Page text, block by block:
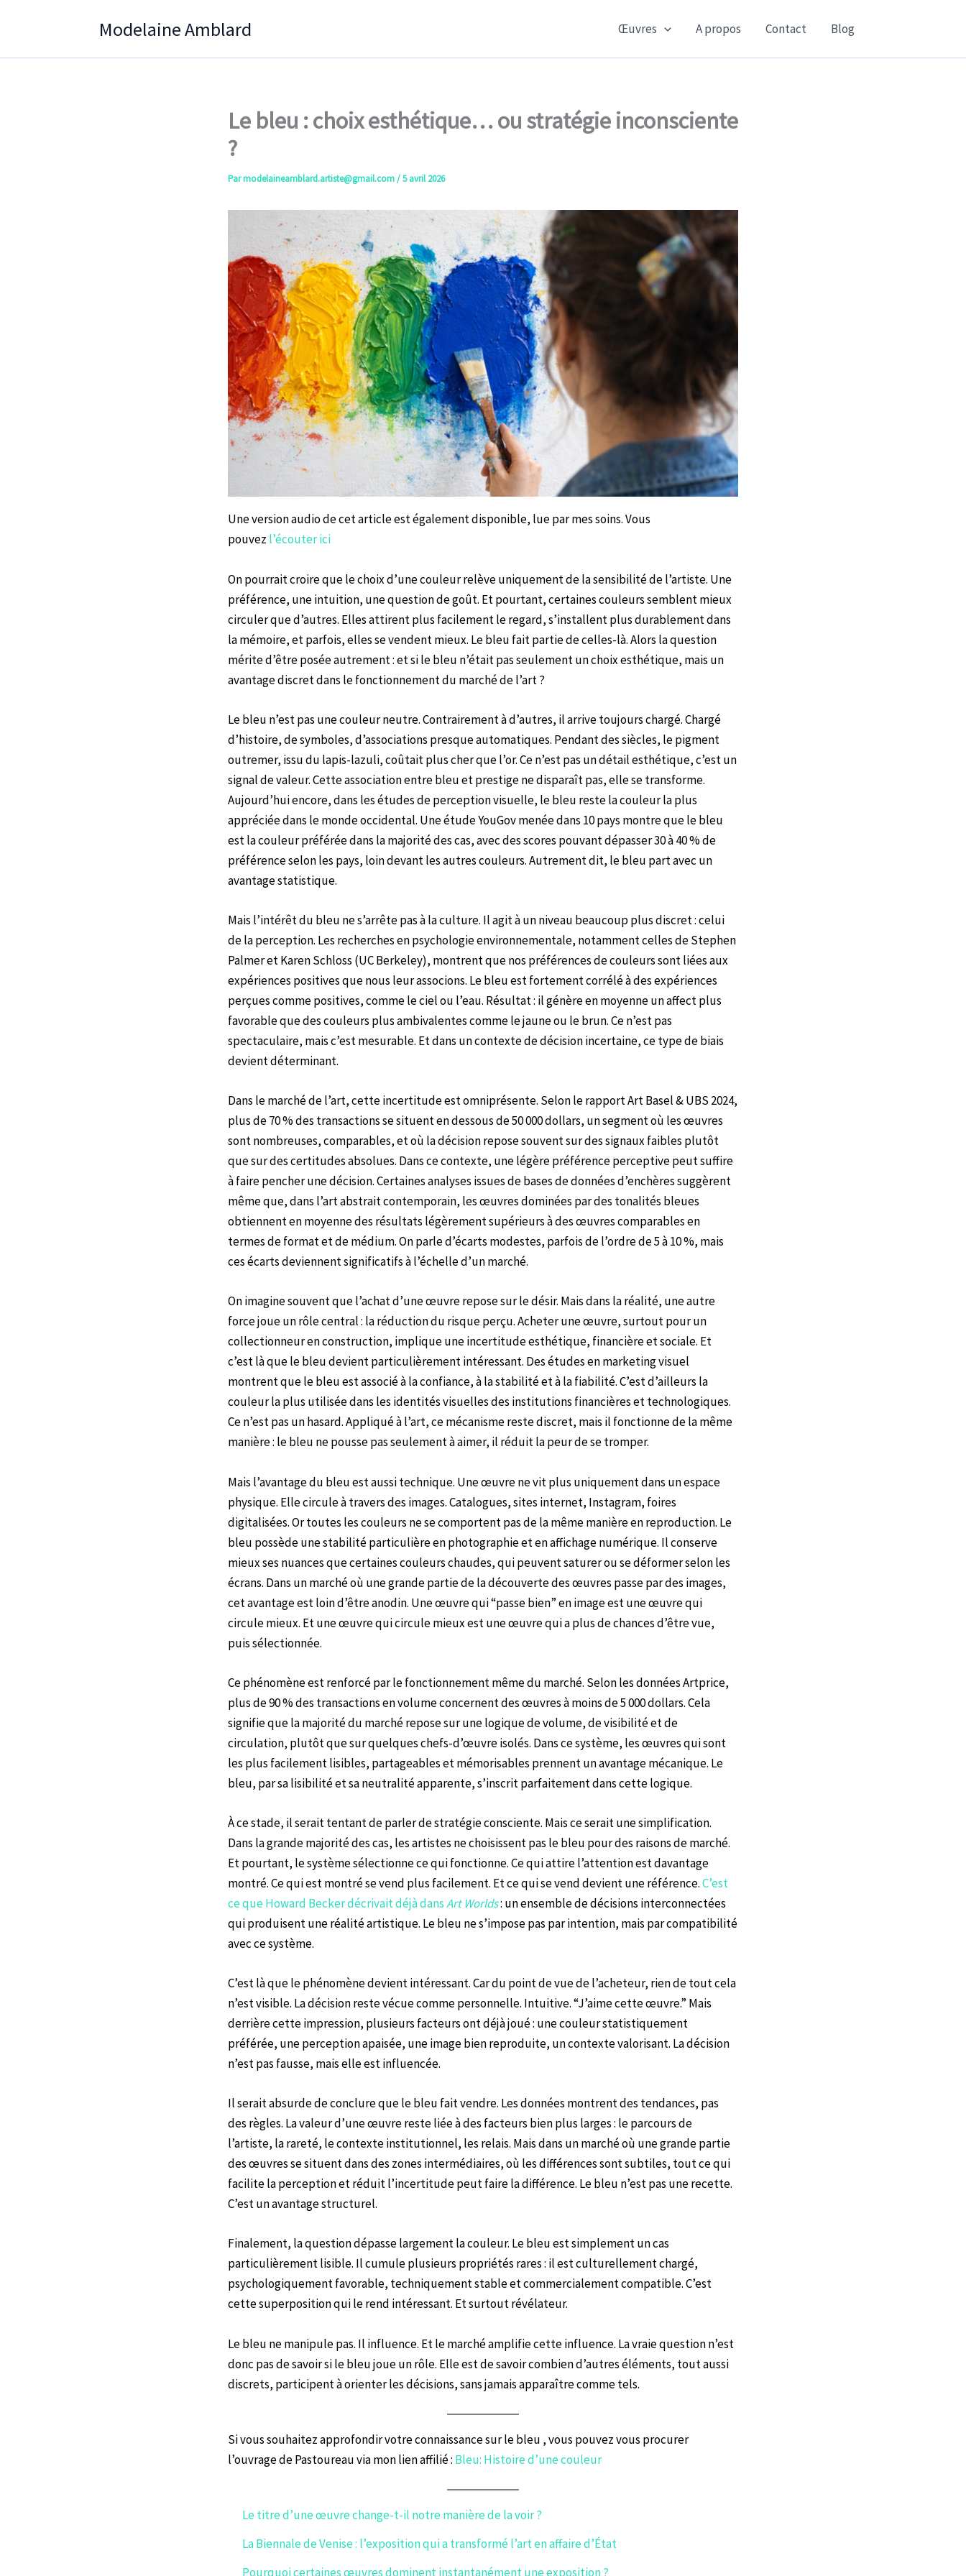
Modelaine Amblard Œuvres A propos Contact Blog
Le bleu : choix esthétique… ou stratégie inconsciente
?
Parmodelaineamblard.artiste@gmail.com/5 avril 2026
Une version audio de cet article est également disponible, lue par mes soins. Vous
pouvez l’écouter ici
On pourrait croire que le choix d’une couleur relève uniquement de la sensibilité de l’artiste. Une
préférence, une intuition, une question de goût. Et pourtant, certaines couleurs semblent mieux
circuler que d’autres. Elles attirent plus facilement le regard, s’installent plus durablement dans
la mémoire, et parfois, elles se vendent mieux. Le bleu fait partie de celles-là. Alors la question
mérite d’être posée autrement : et si le bleu n’était pas seulement un choix esthétique, mais un
avantage discret dans le fonctionnement du marché de l’art ?
Le bleu n’est pas une couleur neutre. Contrairement à d’autres, il arrive toujours chargé. Chargé
d’histoire, de symboles, d’associations presque automatiques. Pendant des siècles, le pigment
outremer, issu du lapis-lazuli, coûtait plus cher que l’or. Ce n’est pas un détail esthétique, c’est un
signal de valeur. Cette association entre bleu et prestige ne disparaît pas, elle se transforme.
Aujourd’hui encore, dans les études de perception visuelle, le bleu reste la couleur la plus
appréciée dans le monde occidental. Une étude YouGov menée dans 10 pays montre que le bleu
est la couleur préférée dans la majorité des cas, avec des scores pouvant dépasser 30 à 40 % de
préférence selon les pays, loin devant les autres couleurs. Autrement dit, le bleu part avec un
avantage statistique.
Mais l’intérêt du bleu ne s’arrête pas à la culture. Il agit à un niveau beaucoup plus discret : celui
de la perception. Les recherches en psychologie environnementale, notamment celles de Stephen
Palmer et Karen Schloss (UC Berkeley), montrent que nos préférences de couleurs sont liées aux
expériences positives que nous leur associons. Le bleu est fortement corrélé à des expériences
perçues comme positives, comme le ciel ou l’eau. Résultat : il génère en moyenne un affect plus
favorable que des couleurs plus ambivalentes comme le jaune ou le brun. Ce n’est pas
spectaculaire, mais c’est mesurable. Et dans un contexte de décision incertaine, ce type de biais
devient déterminant.
Dans le marché de l’art, cette incertitude est omniprésente. Selon le rapport Art Basel & UBS 2024,
plus de 70 % des transactions se situent en dessous de 50 000 dollars, un segment où les œuvres
sont nombreuses, comparables, et où la décision repose souvent sur des signaux faibles plutôt
que sur des certitudes absolues. Dans ce contexte, une légère préférence perceptive peut suffire
à faire pencher une décision. Certaines analyses issues de bases de données d’enchères suggèrent
même que, dans l’art abstrait contemporain, les œuvres dominées par des tonalités bleues
obtiennent en moyenne des résultats légèrement supérieurs à des œuvres comparables en
termes de format et de médium. On parle d’écarts modestes, parfois de l’ordre de 5 à 10 %, mais
ces écarts deviennent significatifs à l’échelle d’un marché.
On imagine souvent que l’achat d’une œuvre repose sur le désir. Mais dans la réalité, une autre
force joue un rôle central : la réduction du risque perçu. Acheter une œuvre, surtout pour un
collectionneur en construction, implique une incertitude esthétique, financière et sociale. Et
c’est là que le bleu devient particulièrement intéressant. Des études en marketing visuel
montrent que le bleu est associé à la confiance, à la stabilité et à la fiabilité. C’est d’ailleurs la
couleur la plus utilisée dans les identités visuelles des institutions financières et technologiques.
Ce n’est pas un hasard. Appliqué à l’art, ce mécanisme reste discret, mais il fonctionne de la même
manière : le bleu ne pousse pas seulement à aimer, il réduit la peur de se tromper.
Mais l’avantage du bleu est aussi technique. Une œuvre ne vit plus uniquement dans un espace
physique. Elle circule à travers des images. Catalogues, sites internet, Instagram, foires
digitalisées. Or toutes les couleurs ne se comportent pas de la même manière en reproduction. Le
bleu possède une stabilité particulière en photographie et en affichage numérique. Il conserve
mieux ses nuances que certaines couleurs chaudes, qui peuvent saturer ou se déformer selon les
écrans. Dans un marché où une grande partie de la découverte des œuvres passe par des images,
cet avantage est loin d’être anodin. Une œuvre qui “passe bien” en image est une œuvre qui
circule mieux. Et une œuvre qui circule mieux est une œuvre qui a plus de chances d’être vue,
puis sélectionnée.
Ce phénomène est renforcé par le fonctionnement même du marché. Selon les données Artprice,
plus de 90 % des transactions en volume concernent des œuvres à moins de 5 000 dollars. Cela
signifie que la majorité du marché repose sur une logique de volume, de visibilité et de
circulation, plutôt que sur quelques chefs-d’œuvre isolés. Dans ce système, les œuvres qui sont
les plus facilement lisibles, partageables et mémorisables prennent un avantage mécanique. Le
bleu, par sa lisibilité et sa neutralité apparente, s’inscrit parfaitement dans cette logique.
À ce stade, il serait tentant de parler de stratégie consciente. Mais ce serait une simplification.
Dans la grande majorité des cas, les artistes ne choisissent pas le bleu pour des raisons de marché.
Et pourtant, le système sélectionne ce qui fonctionne. Ce qui attire l’attention est davantage
montré. Ce qui est montré se vend plus facilement. Et ce qui se vend devient une référence.C’est
ce que Howard Becker décrivait déjà dansArt Worlds: un ensemble de décisions interconnectées
qui produisent une réalité artistique. Le bleu ne s’impose pas par intention, mais par compatibilité
avec ce système.
C’est là que le phénomène devient intéressant. Car du point de vue de l’acheteur, rien de tout cela
n’est visible. La décision reste vécue comme personnelle. Intuitive. “J’aime cette œuvre.” Mais
derrière cette impression, plusieurs facteurs ont déjà joué : une couleur statistiquement
préférée, une perception apaisée, une image bien reproduite, un contexte valorisant. La décision
n’est pas fausse, mais elle est influencée.
Il serait absurde de conclure que le bleu fait vendre. Les données montrent des tendances, pas
des règles. La valeur d’une œuvre reste liée à des facteurs bien plus larges : le parcours de
l’artiste, la rareté, le contexte institutionnel, les relais. Mais dans un marché où une grande partie
des œuvres se situent dans des zones intermédiaires, où les différences sont subtiles, tout ce qui
facilite la perception et réduit l’incertitude peut faire la différence. Le bleu n’est pas une recette.
C’est un avantage structurel.
Finalement, la question dépasse largement la couleur. Le bleu est simplement un cas
particulièrement lisible. Il cumule plusieurs propriétés rares : il est culturellement chargé,
psychologiquement favorable, techniquement stable et commercialement compatible. C’est
cette superposition qui le rend intéressant. Et surtout révélateur.
Le bleu ne manipule pas. Il influence. Et le marché amplifie cette influence. La vraie question n’est
donc pas de savoir si le bleu joue un rôle. Elle est de savoir combien d’autres éléments, tout aussi
discrets, participent à orienter les décisions, sans jamais apparaître comme tels.
Si vous souhaitez approfondir votre connaissance sur le bleu , vous pouvez vous procurer
l’ouvrage de Pastoureau via mon lien affilié : Bleu: Histoire d’une couleur
Le titre d’une œuvre change-t-il notre manière de la voir ?
La Biennale de Venise : l’exposition qui a transformé l’art en affaire d’État
Pourquoi certaines œuvres dominent instantanément une exposition ?